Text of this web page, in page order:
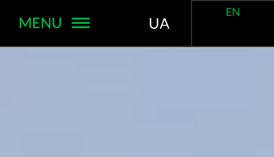
MENU UA
EN